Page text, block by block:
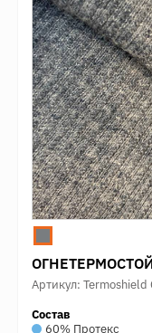
Артикул: Termoshield
Состав
60% Протекс